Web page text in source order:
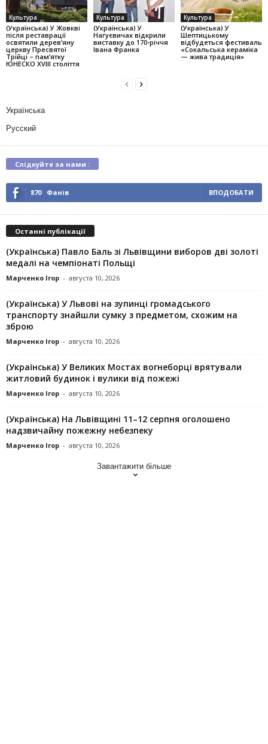
Культура
(Українська) У Жовкві
після реставрації
освятили дерев’яну
церкву Пресвятої
Трійці – пам’ятку
ЮНЕСКО XVIII століття
Культура
(Українська) У
Нагуєвичах відкрили
виставку до 170-річчя
Івана Франка
Культура
(Українська) У
Шептицькому
відбудеться фестиваль
«Сокальська кераміка
— жива традиція»
Українська
Русский
Слідкуйте за нами :
870 Фанів ВПОДОБАТИ
Останні публікації
(Українська) Павло Баль зі Львівщини виборов дві золоті
медалі на чемпіонаті Польщі
Марченко Ігор - августа 10, 2026
(Українська) У Львові на зупинці громадського
транспорту знайшли сумку з предметом, схожим на
зброю
Марченко Ігор - августа 10, 2026
(Українська) У Великих Мостах вогнеборці врятували
житловий будинок і вулики від пожежі
Марченко Ігор - августа 10, 2026
(Українська) На Львівщині 11–12 серпня оголошено
надзвичайну пожежну небезпеку
Марченко Ігор - августа 10, 2026
Завантажити більше